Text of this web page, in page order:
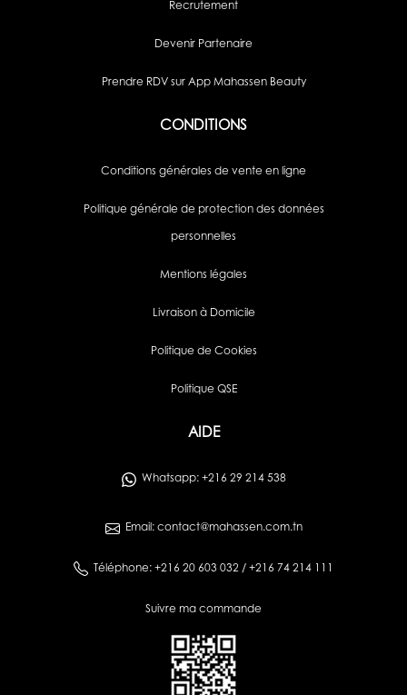
Recrutement
Devenir Partenaire
Prendre RDV sur App Mahassen Beauty
CONDITIONS
Conditions générales de vente en ligne
Politique générale de protection des données
personnelles
Mentions légales
Livraison à Domicile
Politique de Cookies
Politique QSE
AIDE
Whatsapp: +216 29 214 538
Email: contact@mahassen.com.tn
Téléphone: +216 20 603 032 / +216 74 214 111
Suivre ma commande